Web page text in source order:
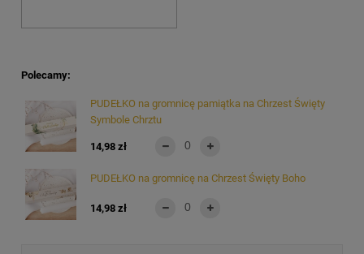
Polecamy:
PUDEŁKO na gromnicę na Chrzest Święty Boho
14,98 zł
PUDEŁKO na gromnicę pamiątka na Chrzest Święty
Symbole Chrztu
14,98 zł